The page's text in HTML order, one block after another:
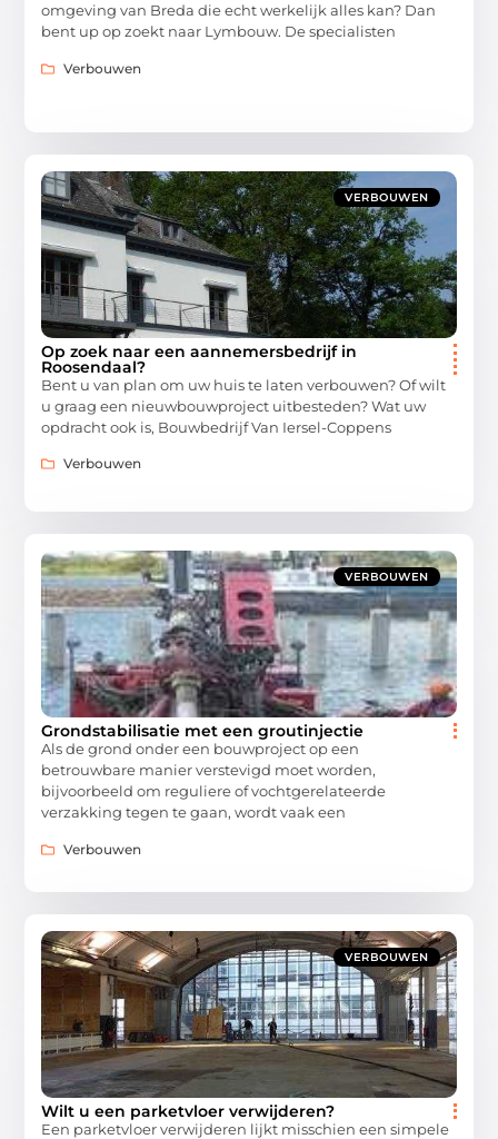
omgeving van Breda die echt werkelijk alles kan? Dan
bent up op zoekt naar Lymbouw. De specialisten
Verbouwen
VERBOUWEN
Op zoek naar een aannemersbedrijf in
Roosendaal?
Bent u van plan om uw huis te laten verbouwen? Of wilt
u graag een nieuwbouwproject uitbesteden? Wat uw
opdracht ook is, Bouwbedrijf Van Iersel-Coppens
Verbouwen
VERBOUWEN
Grondstabilisatie met een groutinjectie
Als de grond onder een bouwproject op een
betrouwbare manier verstevigd moet worden,
bijvoorbeeld om reguliere of vochtgerelateerde
verzakking tegen te gaan, wordt vaak een
Verbouwen
VERBOUWEN
Wilt u een parketvloer verwijderen?
Een parketvloer verwijderen lijkt misschien een simpele